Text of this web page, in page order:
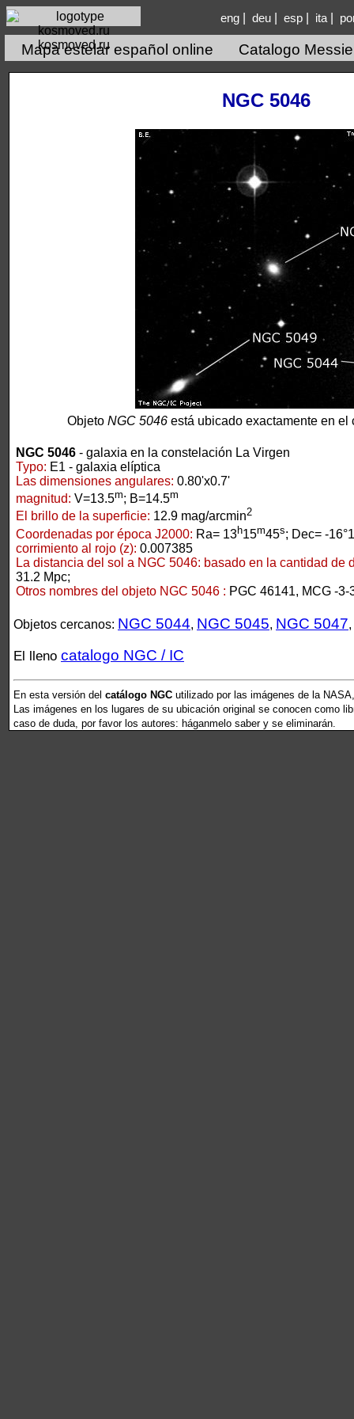
kosmoved.ru
eng| deu| esp| ita|
Mapa estelar español online Catalogo
NGC 5046
Objeto NGC 5046 está ubicado exactamente en el
NGC 5046 - galaxia en la constelación La Virgen
Typo: E1 - galaxia elíptica
Las dimensiones angulares: 0.80'x0.7'
magnitud: V=13.5m; B=14.5m
El brillo de la superficie: 12.9 mag/arcmin2
Coordenadas por época J2000: Ra= 13h15m45s; Dec= -
corrimiento al rojo (z): 0.007385
La distancia del sol a NGC 5046: basado en la cantidad de
31.2 Mpc;
Otros nombres del objeto NGC 5046 : PGC 46141, MCG -
Objetos cercanos: NGC 5044, NGC 5045, NGC 5047,
El lleno catalogo NGC / IC
En esta versión del catálogo NGC utilizado por las imágenes de la
Las imágenes en los lugares de su ubicación original se conocen como
caso de duda, por favor los autores: háganmelo saber y se eliminarán.